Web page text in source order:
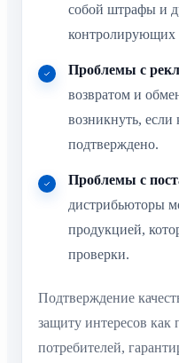
собой штрафы и
контролирующих
Проблемы с
возвратом и
возникнуть, если
подтверждено.
Проблемы с
дистрибьюторы
продукцией,
проверки.
Подтверждение
защиту интересов как
потребителей,